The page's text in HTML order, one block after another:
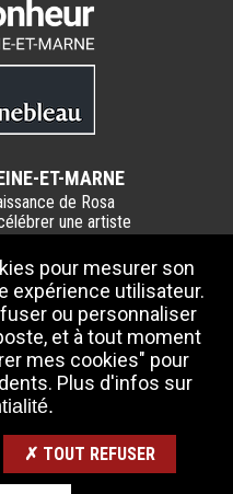
ET-MARNE
de Rosa
une artiste
:
et-Marne
Bonheur
NOUS
pour mesurer son
expérience utilisateur.
ou personnaliser
et à tout moment
mes cookies" pour
Plus d'infos sur
✗ TOUT REFUSER